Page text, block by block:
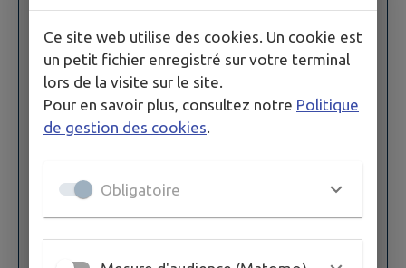
temporaire des usages de l'eau au
niveau alerte renforcée sur le bassin
Moselle amont et Meurthe dans les
Vosges
Publié le02/07/2026 à 15:51
la restriction temporaire des usages de l'eau au
niveau alerte renforcée sur le bassin Moselle
amont et Meurthe dans le département des
Vosges à compte...
Ce site web utilise des cookies. Un cookie est
un petit fichier enregistré sur votre terminal
lors de la visite sur le site.
Pour en savoir plus, consultez notre Politique
de gestion des cookies.
Obligatoire